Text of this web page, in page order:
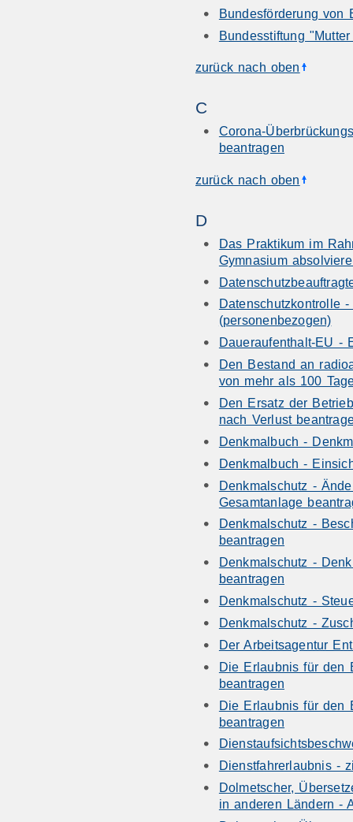
Bundesförderung von
Bundesstiftung
zurück nach oben
C
Corona-
beantragen
zurück nach oben
D
Das Praktikum im
Gymnasium
Datenschutzkontrolle
(personenbezogen)
Daueraufenthalt-EU -
Den Bestand an
von mehr als 100
Den Ersatz der
nach Verlust
Denkmalbuch -
Denkmalbuch -
Denkmalschutz -
Gesamtanlage
Denkmalschutz -
beantragen
Denkmalschutz -
beantragen
Denkmalschutz -
Denkmalschutz -
Der Arbeitsagentur
Die Erlaubnis für den
beantragen
Die Erlaubnis für den
beantragen
Dienstfahrerlaubnis -
Dolmetscher,
in anderen Ländern -